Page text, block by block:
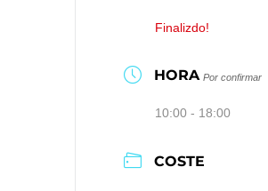
Finalizdo!
HORA Por confirmar
10:00 - 18:00
COSTE